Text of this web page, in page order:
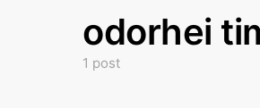
odorhei
1 post